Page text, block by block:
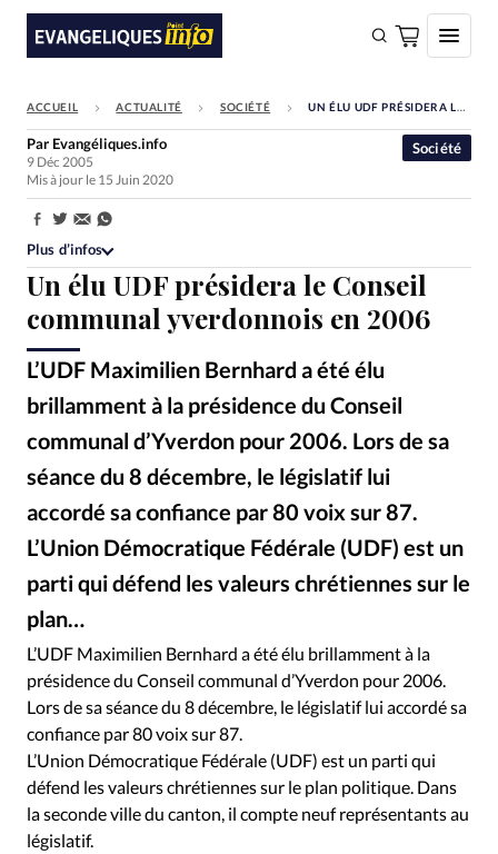
FAIRE UN DON
Faire un don
Société
Monde
Bible
Toute l'actualité
Se connecter
RUBRIQUES
Toute l'actualité Bible Culture
Economie
Eglises
Histoire Laicité
Liberté religieuse
Mission
Monde People Politique
Religions
Société
ACCUEIL ACTUALITÉ SOCIÉTÉ UN ÉLU UDF PRÉSIDERA LE CONSEIL COMMUNAL YVERDONNOIS EN 2006
Un élu UDF présidera le Conseil
communal yverdonnois en 2006
L’UDF Maximilien Bernhard a été élu
brillamment à la présidence du Conseil
communal d’Yverdon pour 2006. Lors de sa
séance du 8 décembre, le législatif lui
accordé sa confiance par 80 voix sur 87.
L’Union Démocratique Fédérale (UDF) est un
parti qui défend les valeurs chrétiennes sur le
plan…
Société
Par Evangéliques.info
9 Déc 2005
Mis à jour le 15 Juin 2020
Partager:
Plus d’infos
L’UDF Maximilien Bernhard a été élu brillamment à la
présidence du Conseil communal d’Yverdon pour 2006.
Lors de sa séance du 8 décembre, le législatif lui accordé sa
confiance par 80 voix sur 87.
L’Union Démocratique Fédérale (UDF) est un parti qui
défend les valeurs chrétiennes sur le plan politique. Dans
la seconde ville du canton, il compte neuf représentants au
législatif.